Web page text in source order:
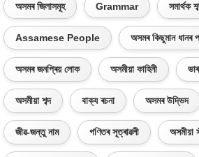
অসমৰ জিলাসমূহ Grammar সমাৰ্থক
Assamese People অসমৰ কিছুমান ধানৰ
অসমৰ জনপ্ৰিয় লোক অসমীয়া কাহিনী
অসমীয়া শব্দ বাক্য ৰচনা অসমৰ উদ্ভিদ
জীৱ-জন্তু নাম গণিতৰ সূত্ৰাৱলী অসমীয়া